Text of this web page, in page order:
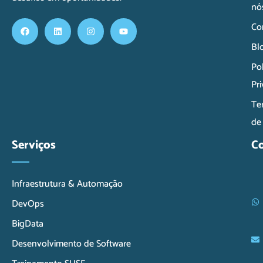
Serviços
Infraestrutura & Automação
DevOps
BigData
Desenvolvimento de Software